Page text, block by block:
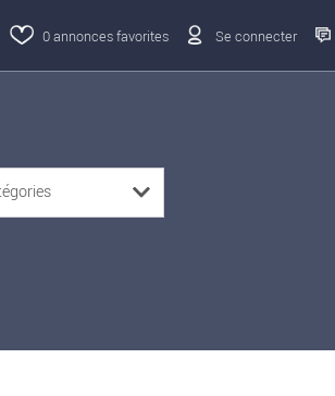
0annonces favorites Se connecter